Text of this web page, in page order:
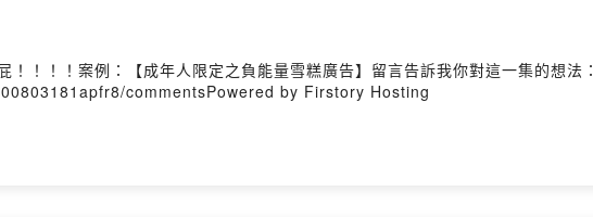
！！！案例：【成年人限定之負能量雪糕廣告】留言告訴我你對這一集的想法：
commentsPowered by Firstory Hosting